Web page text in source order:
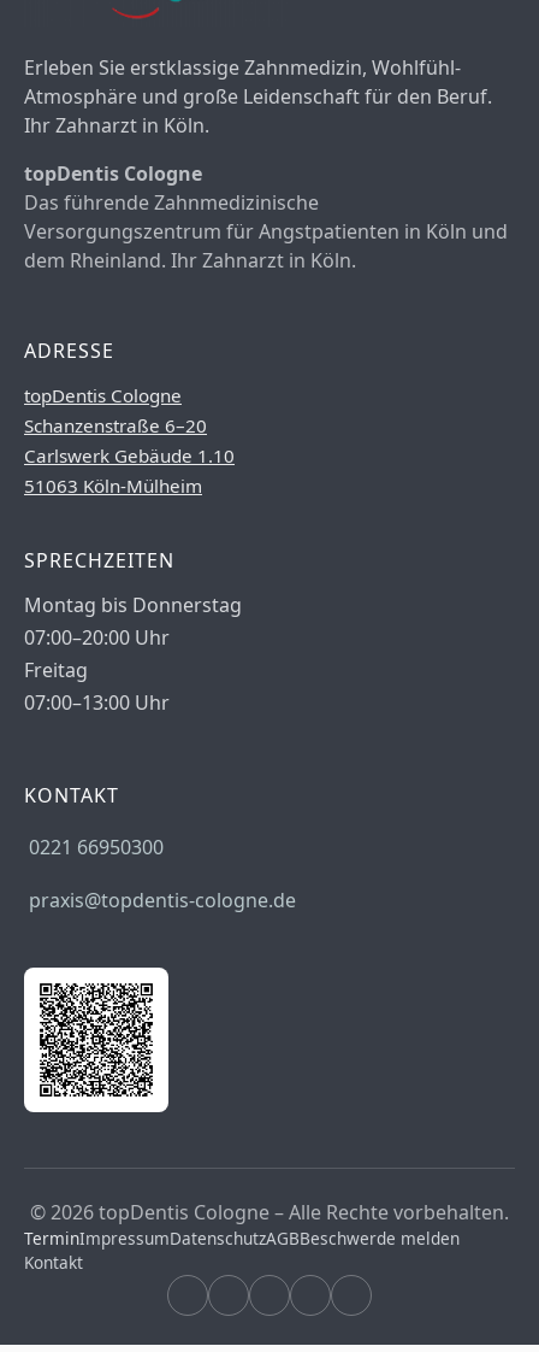
Erleben Sie erstklassige Zahnmedizin, Wohlfühl-
Atmosphäre und große Leidenschaft für den Beruf.
Ihr Zahnarzt in Köln.
topDentis Cologne
Das führende Zahnmedizinische
Versorgungszentrum für Angstpatienten in Köln und
dem Rheinland. Ihr Zahnarzt in Köln.
ADRESSE
topDentis Cologne
Schanzenstraße 6–20
Carlswerk Gebäude 1.10
51063 Köln-Mülheim
SPRECHZEITEN
Montag bis Donnerstag
07:00–20:00 Uhr
Freitag
07:00–13:00 Uhr
KONTAKT
0221 66950300
praxis@topdentis-cologne.de
© 2026 topDentis Cologne – Alle Rechte vorbehalten.
TerminImpressumDatenschutzAGBBeschwerde melden
Kontakt